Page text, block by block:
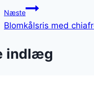
Næste
Blomkålsris med
indlæg